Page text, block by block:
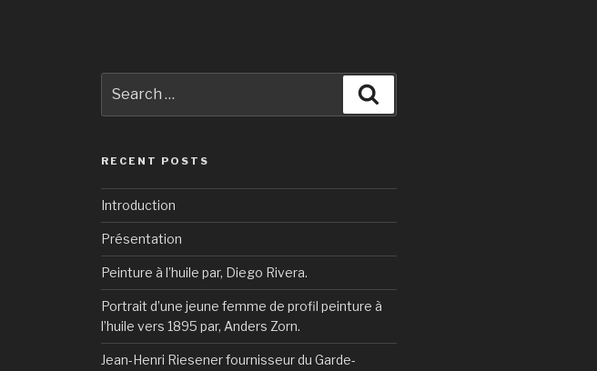
for:
RECENT POSTS
Introduction
Présentation
Peinture à l’huile par, Diego Rivera.
Portrait d’une jeune femme de profil peinture à
l’huile vers 1895 par, Anders Zorn.
Jean-Henri Riesener fournisseur du Garde-